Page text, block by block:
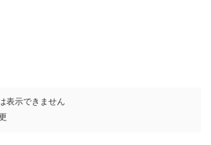
表示できません